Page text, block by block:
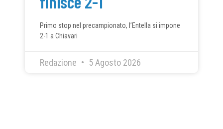
Primo stop nel precampionato, l’Entella si impone
2-1 a Chiavari
Redazione 5 Agosto 2026